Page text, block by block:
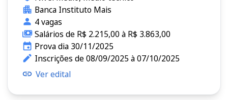
Banca Instituto Mais
4 vagas
Salários de R$ 2.215,00 à R$ 3.863,00
Prova dia 30/11/2025
Inscrições de 08/09/2025 à 07/10/2025
Ver edital